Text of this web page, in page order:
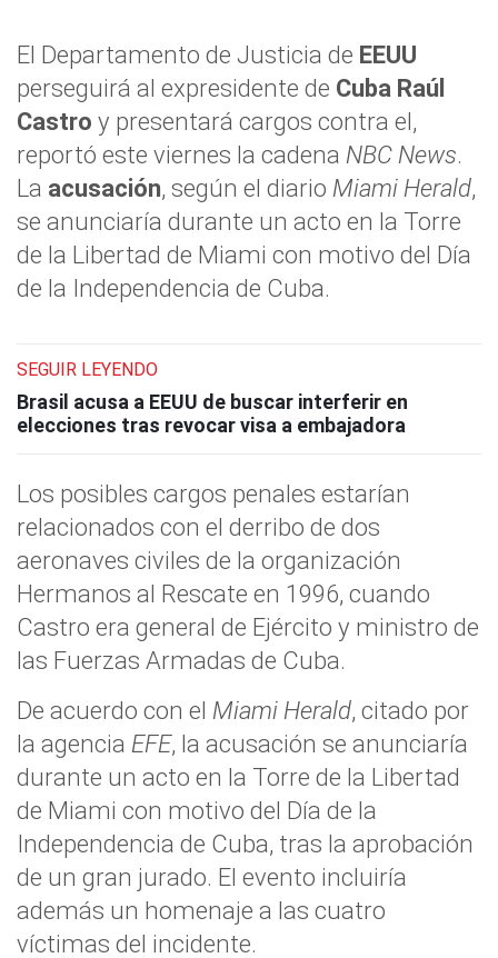
El Departamento de Justicia de EEUU
perseguirá al expresidente de Cuba Raúl
Castro y presentará cargos contra el,
reportó este viernes la cadena NBC News.
La acusación, según el diario Miami Herald,
se anunciaría durante un acto en la Torre
de la Libertad de Miami con motivo del Día
de la Independencia de Cuba.
SEGUIR LEYENDO
Brasil acusa a EEUU de buscar interferir en
elecciones tras revocar visa a embajadora
Los posibles cargos penales estarían
relacionados con el derribo de dos
aeronaves civiles de la organización
Hermanos al Rescate en 1996, cuando
Castro era general de Ejército y ministro de
las Fuerzas Armadas de Cuba.
De acuerdo con el Miami Herald, citado por
la agencia EFE, la acusación se anunciaría
durante un acto en la Torre de la Libertad
de Miami con motivo del Día de la
Independencia de Cuba, tras la aprobación
de un gran jurado. El evento incluiría
además un homenaje a las cuatro
víctimas del incidente.